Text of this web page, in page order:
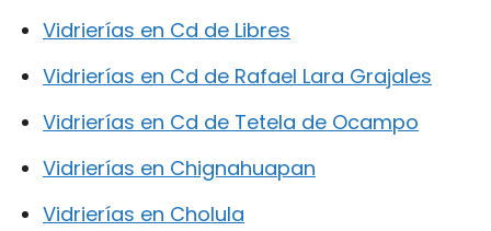
Vidrierías en Cd de Libres
Vidrierías en Cd de Rafael Lara Grajales
Vidrierías en Cd de Tetela de Ocampo
Vidrierías en Chignahuapan
Vidrierías en Cholula